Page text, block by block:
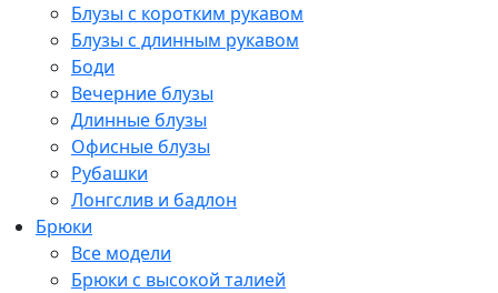
Блузы с коротким рукавом
Блузы с длинным рукавом
Боди
Вечерние блузы
Длинные блузы
Офисные блузы
Рубашки
Лонгслив и бадлон
Брюки
Все модели
Брюки с высокой талией